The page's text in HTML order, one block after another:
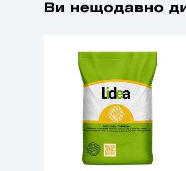
Ви нещодавно